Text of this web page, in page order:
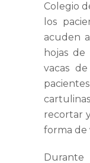
Colegio
los
acuden
hojas
vacas
recortar
forma de